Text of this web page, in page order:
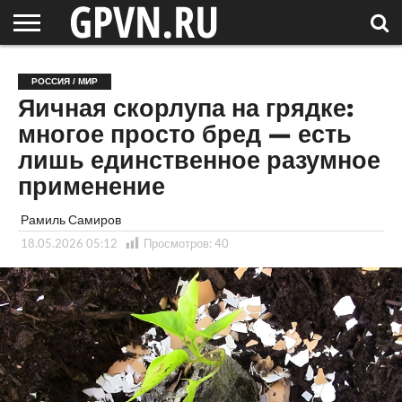
ОБЛАСТЬ
НОВОСТИ
СОСЕДЕЙ
РОССИЯ
/ МИР
СПЕЦПРОЕКТЫ
БЛОГ
СТАТЬИ
ФОТОРЕПОРТАЖИ
ИНТЕРВЬЮ
ОБЪЕКТЫ
ПОДБОРКИ
РОССИЯ / МИР
Яичная скорлупа на грядке:
многое просто бред — есть
лишь единственное разумное
применение
Рамиль Самиров
18.05.2026 05:12 Просмотров: 40